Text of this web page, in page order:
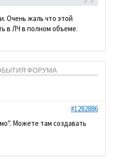
Очень жаль что этой
в ЛЧ в полном объеме.
ФОРУМА
#1282886
Можете там создавать